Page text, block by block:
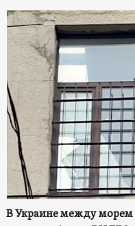
В Украине между морем